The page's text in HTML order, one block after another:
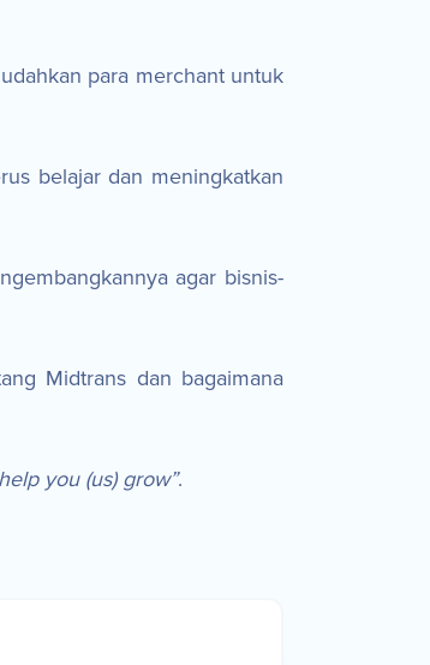
para merchant untuk
belajar dan meningkatkan
agar bisnis-
Midtrans dan bagaimana
you (us) grow”.